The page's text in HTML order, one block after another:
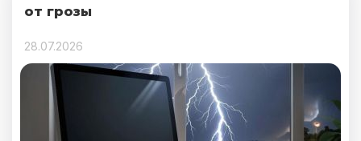
от грозы
28.07.2026